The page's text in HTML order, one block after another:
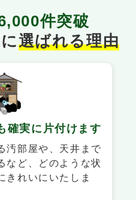
件突破
選ばれる理由
確実に片付けます
汚部屋や、天井まで
など、どのような状
きれいにいたしま